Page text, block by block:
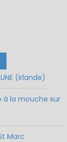
(Irlande)
à la mouche sur
Marc